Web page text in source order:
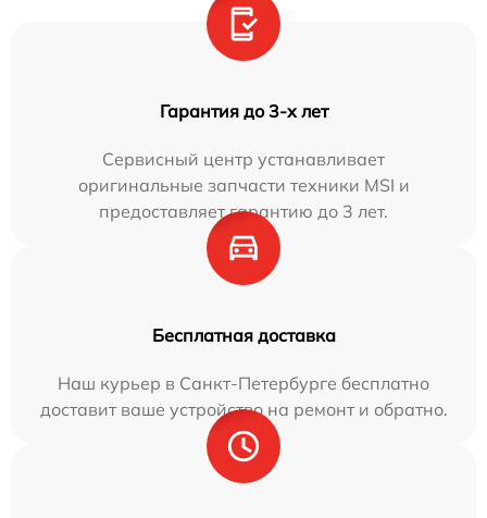
Гарантия до 3-х лет
Сервисный центр устанавливает
оригинальные запчасти техники MSI и
предоставляет гарантию до 3 лет.
Бесплатная доставка
Наш курьер в Санкт-Петербурге бесплатно
доставит ваше устройство на ремонт и обратно.